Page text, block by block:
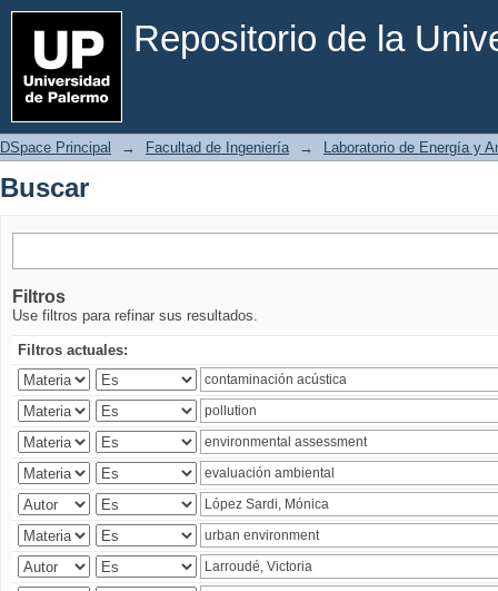
Repositorio de la
Buscar
DSpace Principal → Facultad de Ingeniería → Laboratorio de Energía y
Buscar
Filtros
Use filtros para refinar sus resultados.
Filtros actuales: